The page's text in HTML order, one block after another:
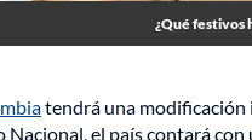
¿Qué festivos
tendrá una modificación
el país contará con